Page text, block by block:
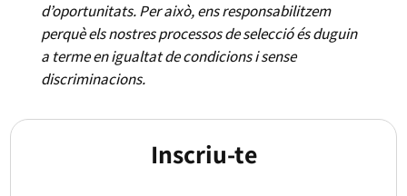
d’oportunitats. Per això, ens responsabilitzem
perquè els nostres processos de selecció és duguin
a terme en igualtat de condicions i sense
discriminacions.
Inscriu-te